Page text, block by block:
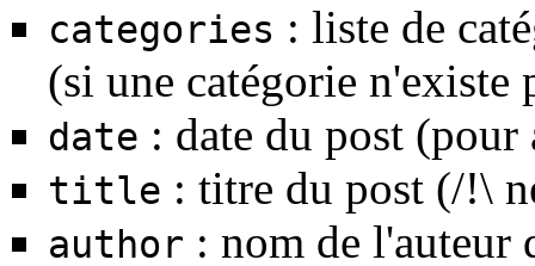
categories : liste de
(si une catégorie n'existe
date : date du post
title : titre du post (/!\
author : nom de